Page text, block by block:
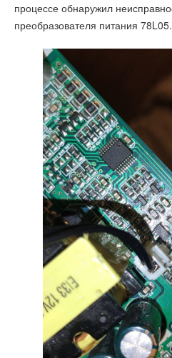
процессе обнаружил
преобразователя питания 78L05.